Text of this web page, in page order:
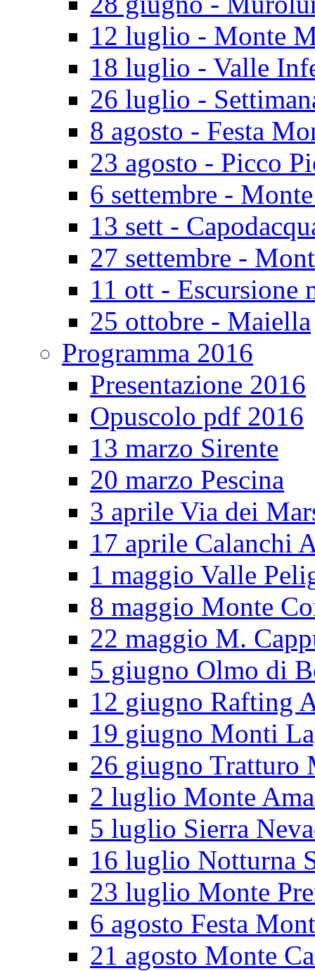
12 luglio - Monte
18 luglio - Valle
26 luglio -
8 agosto - Festa
23 agosto - Picco
6 settembre -
13 sett -
27 settembre -
11 ott - Escursione
25 ottobre - Maiella
Programma 2016
Presentazione 2016
Opuscolo pdf 2016
13 marzo Sirente
20 marzo Pescina
3 aprile Via dei
17 aprile Calanchi
1 maggio Valle
8 maggio Monte
22 maggio M.
5 giugno Olmo di
12 giugno Rafting
19 giugno Monti
26 giugno Tratturo
2 luglio Monte
5 luglio Sierra
16 luglio Notturna
23 luglio Monte
6 agosto Festa
21 agosto Monte